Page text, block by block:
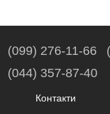
(099) 276-11-66
(044) 357-87-40
Контакти